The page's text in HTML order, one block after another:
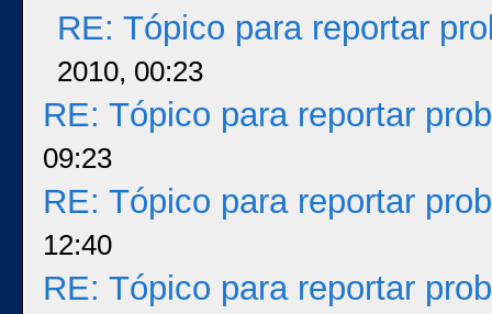
RE: Tópico para reportar
2010, 00:23
RE: Tópico para reportar
09:23
RE: Tópico para reportar
12:40
RE: Tópico para reportar